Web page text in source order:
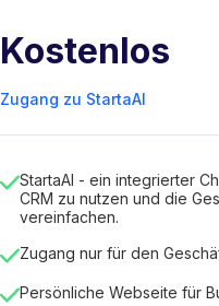
Kostenlos
Zugang zu StartaAI
StartaAI - ein integrierter
CRM zu nutzen und die
vereinfachen.
Zugang nur für den
Persönliche Webseite für